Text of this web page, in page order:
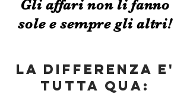
Gli affari non li fanno
sole e sempre gli altri!
la differenza e'
tutta QUA: